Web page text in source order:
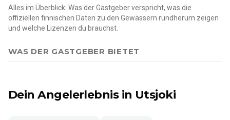
Alles im Überblick: Was der Gastgeber verspricht, was die
offiziellen finnischen Daten zu den Gewässern rundherum zeigen
und welche Lizenzen du brauchst.
WAS DER GASTGEBER BIETET
Dein Angelerlebnisin Utsjoki